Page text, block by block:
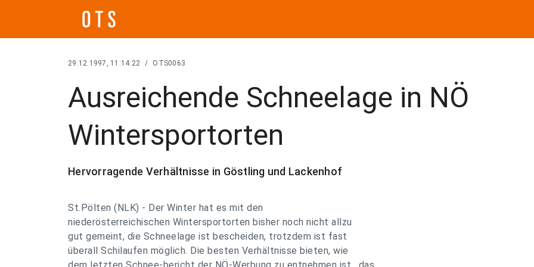
29.12.1997, 11:14:22 / OTS0063
Ausreichende Schneelage in NÖ
Wintersportorten
Hervorragende Verhältnisse in Göstling und Lackenhof
St.Pölten (NLK) - Der Winter hat es mit den
niederösterreichischen Wintersportorten bisher noch nicht allzu
gut gemeint, die Schneelage ist bescheiden, trotzdem ist fast
überall Schilaufen möglich. Die besten Verhältnisse bieten, wie